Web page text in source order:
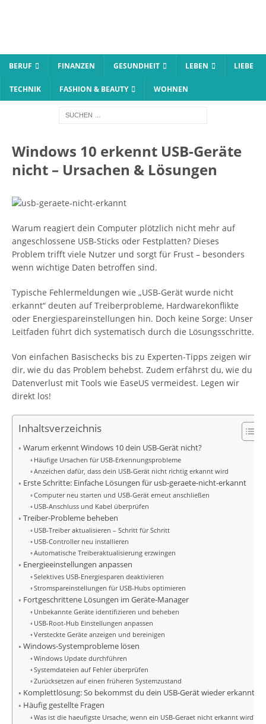
BERUF FINANZEN GESUNDHEIT LEBEN LIEBE
TECHNIK FASHION & BEAUTY WOHNEN
Windows 10 erkennt USB-Geräte
nicht – Ursachen & Lösungen
Warum reagiert dein Computer plötzlich nicht mehr auf
angeschlossene USB-Sticks oder Festplatten? Dieses
Problem trifft viele Nutzer und sorgt für Frust – besonders
wenn wichtige Daten betroffen sind.
Typische Fehlermeldungen wie „USB-Gerät wurde nicht
erkannt“ deuten auf Treiberprobleme, Hardwarekonflikte
oder Energiespareinstellungen hin. Doch keine Sorge: Unser
Leitfaden führt dich systematisch durch die Lösungsschritte.
Von einfachen Basischecks bis zu Experten-Tipps zeigen wir
dir, wie du das Problem behebst. Zudem erfährst du, wie du
Datenverlust mit Tools wie EaseUS vermeidest. Legen wir
direkt los!
Inhaltsverzeichnis
Warum erkennt Windows 10 dein USB-Gerät nicht?
Häufige Ursachen für USB-Erkennungsprobleme
Anzeichen dafür, dass dein USB-Gerät nicht richtig erkannt wird
Erste Schritte: Einfache Lösungen für usb-geraete-nicht-erkannt
Computer neu starten und USB-Gerät erneut anschließen
USB-Anschluss und Kabel überprüfen
Treiber-Probleme beheben
USB-Treiber aktualisieren – Schritt für Schritt
USB-Controller neu installieren
Automatische Treiberaktualisierung erzwingen
Energieeinstellungen anpassen
Selektives USB-Energiesparen deaktivieren
Stromspareinstellungen für USB-Hubs optimieren
Fortgeschrittene Lösungen im Geräte-Manager
Unbekannte Geräte identifizieren und beheben
USB-Root-Hub Einstellungen anpassen
Versteckte Geräte anzeigen und bereinigen
Windows-Systemprobleme lösen
Windows Update durchführen
Systemdateien auf Fehler überprüfen
Zurücksetzen auf einen früheren Systemzustand
Komplettlösung: So bekommst du dein USB-Gerät wieder erkannt
Häufig gestellte Fragen
Was ist die haeufigste Ursache, wenn ein USB-Geraet nicht erkannt wird?